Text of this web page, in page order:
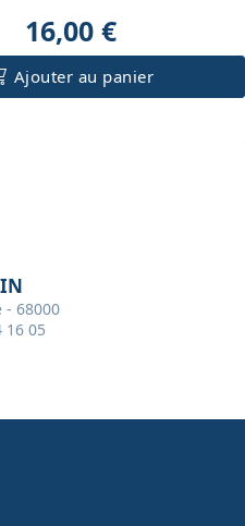
16,00 €
Ajouter au panier
- 68000
16 05